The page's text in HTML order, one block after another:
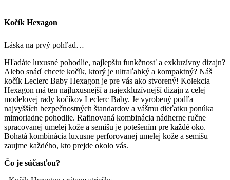
Kočík Hexagon
Láska na prvý pohľad…
Hľadáte luxusné pohodlie, najlepšiu funkčnosť a exkluzívny dizajn?
Alebo snáď chcete kočík, ktorý je ultraľahký a kompaktný? Náš
kočík Leclerc Baby Hexagon je pre vás ako stvorený! Kolekcia
Hexagon má ten najluxusnejší a najexkluzívnejší dizajn z celej
modelovej rady kočíkov Leclerc Baby. Je vyrobený podľa
najvyšších bezpečnostných štandardov a vášmu dieťatku ponúka
mimoriadne pohodlie. Rafinovaná kombinácia nádherne ručne
spracovanej umelej kože a semišu je potešením pre každé oko.
Bohatá kombinácia luxusne perforovanej umelej kože a semišu
zaujme každého, kto prejde okolo vás.
Čo je súčasťou?